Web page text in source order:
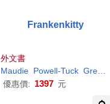
Frankenkitty
外文書
Maudie Powell-Tuck Grey
優惠價: 1397 元